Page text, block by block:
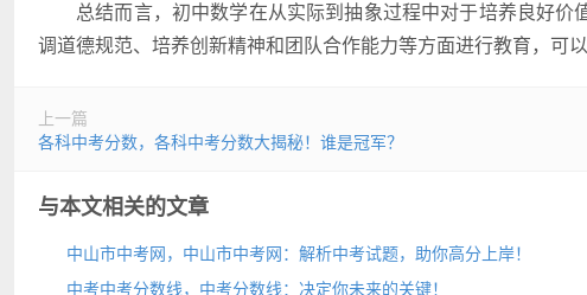
总结而言，初中数学在从实际到抽象过程中对于培养良好
调道德规范、培养创新精神和团队合作能力等方面进行教育，可
上一篇
各科中考分数，各科中考分数大揭秘！谁是冠军？
与本文相关的文章
中山市中考网，中山市中考网：解析中考试题，助你高分上岸！
中考中考分数线，中考分数线：决定你未来的关键！